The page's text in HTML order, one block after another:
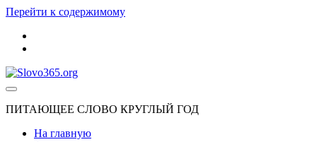
Перейти к содержимому
Slovo365.org
ПИТАЮЩЕЕ СЛОВО КРУГЛЫЙ ГОД
На главную